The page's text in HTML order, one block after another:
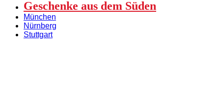
Geschenke aus dem Süden
München
Nürnberg
Stuttgart